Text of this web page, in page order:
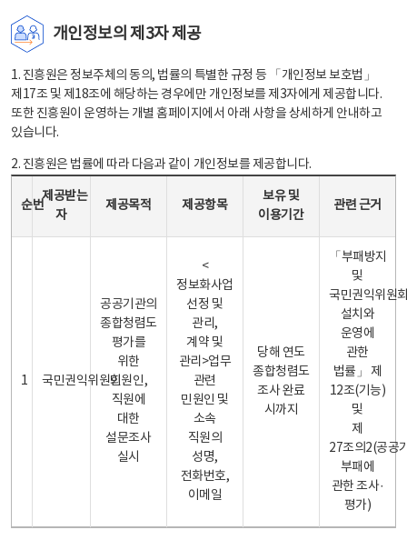
개인정보의 제3자 제공
1. 진흥원은 정보주체의 동의, 법률의 특별한 규정 등 「개인정보 보호법」
제17조 및 제18조에 해당하는 경우에만 개인정보를 제3자에게 제공합니다.
또한 진흥원이 운영하는 개별 홈페이지에서 아래 사항을 상세하게 안내하고
있습니다.
2. 진흥원은 법률에 따라 다음과 같이 개인정보를 제공합니다.
순번
제공받는
자
제공목적 제공항목
보유 및
이용기간
관련 근거
1 국민권익위원회
공공기관의
종합청렴도
평가를
위한
민원인,
직원에
대한
설문조사
실시
<
정보화사업
선정 및
관리,
계약 및
관리>업무
관련
민원인 및
소속
직원의
성명,
전화번호,
이메일
당해 연도
종합청렴도
조사 완료
시까지
「부패방지
및
국민권익위원
설치와
운영에
관한
법률」 제
12조(기능)
및
제
27조의2(공공
부패에
관한 조사·
평가)